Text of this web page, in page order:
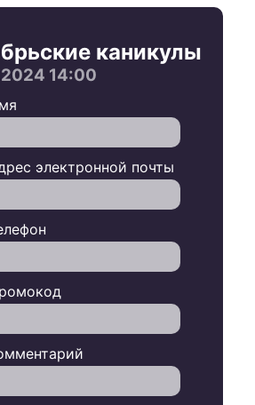
каникулы
14:00
электронной почты